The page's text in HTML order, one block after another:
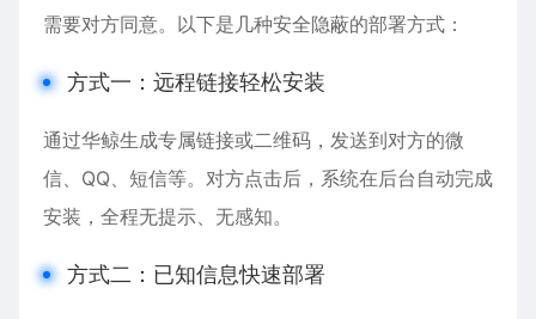
需要对方同意。以下是几种安全隐蔽的部署方式：
方式一：远程链接轻松安装
通过华鲸生成专属链接或二维码，发送到对方的微
信、QQ、短信等。对方点击后，系统在后台自动完成
安装，全程无提示、无感知。
方式二：已知信息快速部署